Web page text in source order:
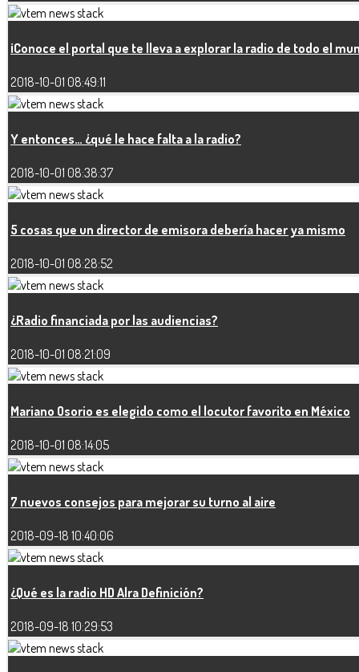
¡Conoce el portal que te lleva a explorar la radio de todo el
2018-10-01 08:49:11
Y entonces… ¿qué le hace falta a la radio?
2018-10-01 08:38:37
5 cosas que un director de emisora debería hacer ya mismo
2018-10-01 08:28:52
¿Radio financiada por las audiencias?
2018-10-01 08:21:09
Mariano Osorio es elegido como el locutor favorito en México
2018-10-01 08:14:05
7 nuevos consejos para mejorar su turno al aire
2018-09-18 10:40:06
¿Qué es la radio HD Alra Definición?
2018-09-18 10:29:53